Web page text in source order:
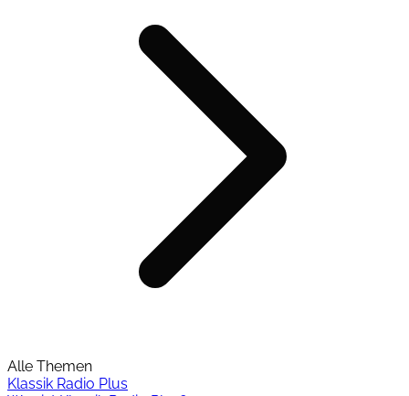
Alle Themen
Klassik Radio Plus